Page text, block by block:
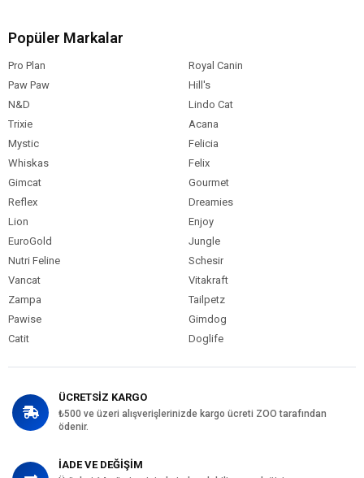
Popüler Markalar
Pro Plan
Royal Canin
Paw Paw
Hill's
N&D
Lindo Cat
Trixie
Acana
Mystic
Felicia
Whiskas
Felix
Gimcat
Gourmet
Reflex
Dreamies
Lion
Enjoy
EuroGold
Jungle
Nutri Feline
Schesir
Vancat
Vitakraft
Zampa
Tailpetz
Pawise
Gimdog
Catit
Doglife
ÜCRETSİZ KARGO
₺500 ve üzeri alışverişlerinizde kargo ücreti ZOO tarafından
ödenir.
İADE VE DEĞİŞİM